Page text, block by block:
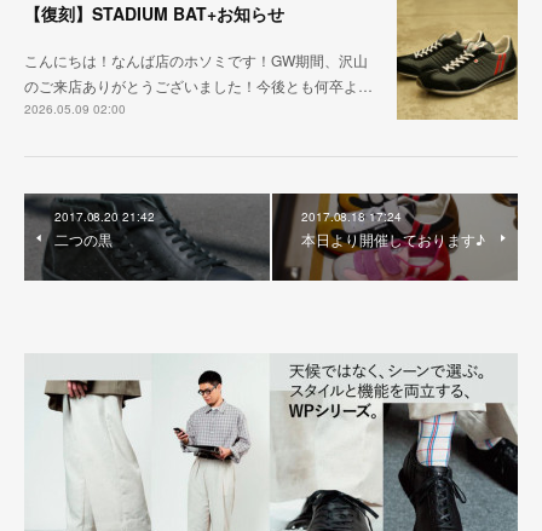
【復刻】STADIUM BAT+お知らせ
こんにちは！なんば店のホソミです！GW期間、沢山
のご来店ありがとうございました！今後とも何卒よ…
2026.05.09 02:00
2017.08.20 21:42
二つの黒
2017.08.18 17:24
本日より開催しております♪